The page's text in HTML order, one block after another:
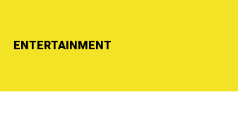
ENTERTAINMENT